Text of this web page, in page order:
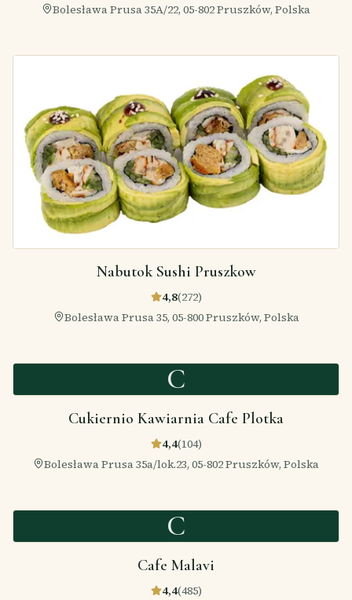
Bolesława Prusa 35A/22, 05-802 Pruszków, Polska
Nabutok Sushi Pruszkow
4,8(272)
Bolesława Prusa 35, 05-800 Pruszków, Polska
C
Cukiernio Kawiarnia Cafe Plotka
4,4(104)
Bolesława Prusa 35a/lok.23, 05-802 Pruszków, Polska
C
Cafe Malavi
4,4(485)